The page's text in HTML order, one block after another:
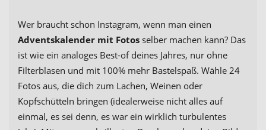
Wer braucht schon Instagram, wenn man einen
Adventskalender mit Fotos selber machen kann? Das
ist wie ein analoges Best-of deines Jahres, nur ohne
Filterblasen und mit 100% mehr Bastelspaß. Wähle 24
Fotos aus, die dich zum Lachen, Weinen oder
Kopfschütteln bringen (idealerweise nicht alles auf
einmal, es sei denn, es war ein wirklich turbulentes